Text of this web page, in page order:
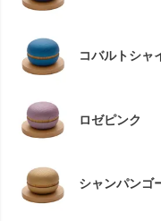
コバルトシャ
ロゼピンク
シャンパンゴ